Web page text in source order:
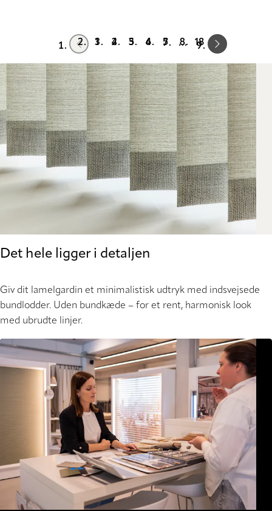
Prev 1 2 3 4 5 … 18 Next
Det hele ligger i detaljen
Giv dit lamelgardin et minimalistisk udtryk med indsvejsede
bundlodder. Uden bundkæde – for et rent, harmonisk look
med ubrudte linjer.